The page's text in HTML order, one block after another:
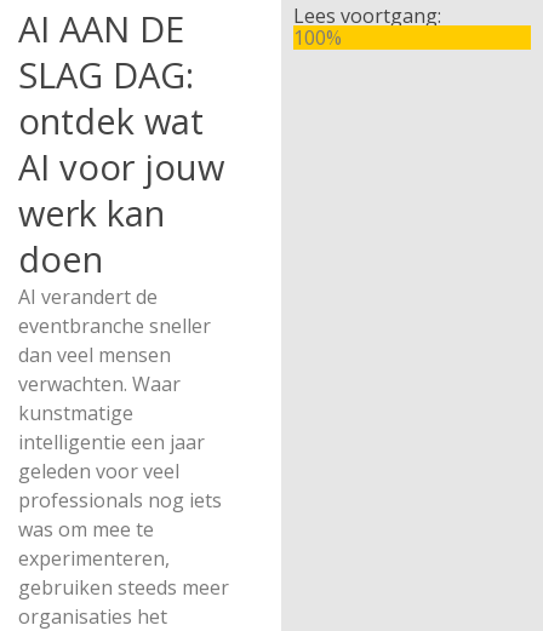
AI AAN DE
SLAG DAG:
ontdek wat
AI voor jouw
werk kan
doen
AI verandert de
eventbranche sneller
dan veel mensen
verwachten. Waar
kunstmatige
intelligentie een jaar
geleden voor veel
professionals nog iets
was om mee te
experimenteren,
gebruiken steeds meer
organisaties het
Lees voortgang:
100%